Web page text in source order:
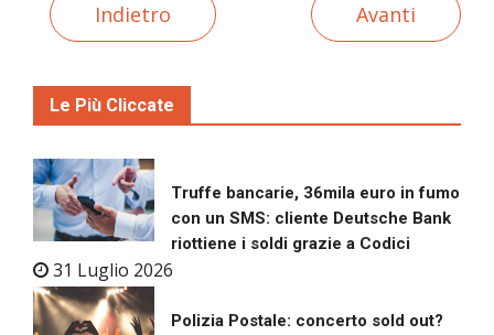
Indietro Avanti
Le Più Cliccate
Truffe bancarie, 36mila euro in fumo
con un SMS: cliente Deutsche Bank
riottiene i soldi grazie a Codici
31 Luglio 2026
Polizia Postale: concerto sold out?